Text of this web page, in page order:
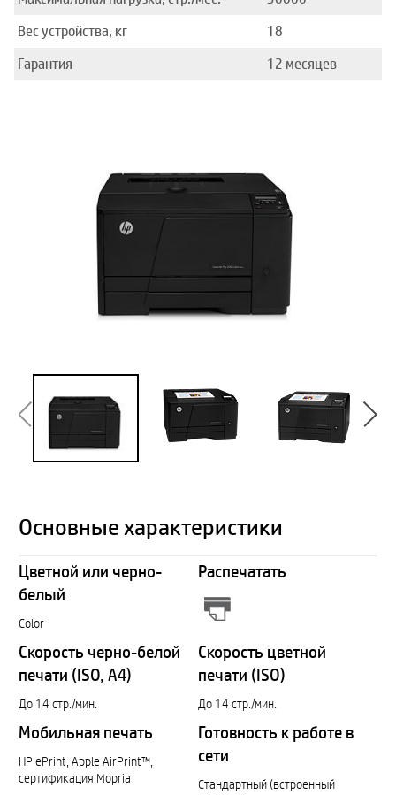
Вес устройства, кг
18
Гарантия
12 месяцев
Основные характеристики
Цветной или черно-
белый
Color
Распечатать
Скорость черно-белой
печати (ISO, A4)
До 14 стр./мин.
Скорость цветной
печати (ISO)
До 14 стр./мин.
Мобильная печать
HP ePrint, Apple AirPrint™,
сертификация Mopria
Готовность к работе в
сети
Стандартный (встроенный